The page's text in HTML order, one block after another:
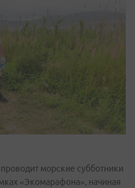
морские субботники
«Экомарафона», начиная